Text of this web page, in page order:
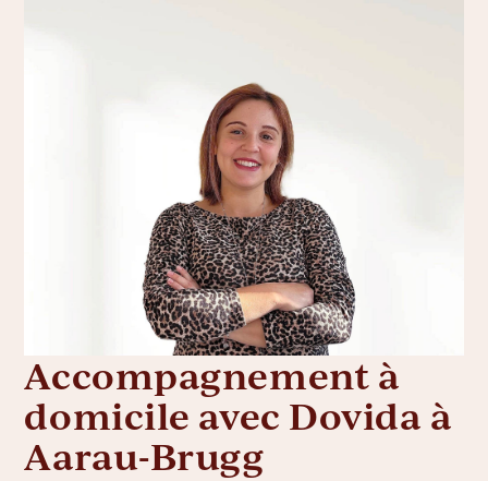
Accompagnement à
domicile avec Dovida à
Aarau-Brugg